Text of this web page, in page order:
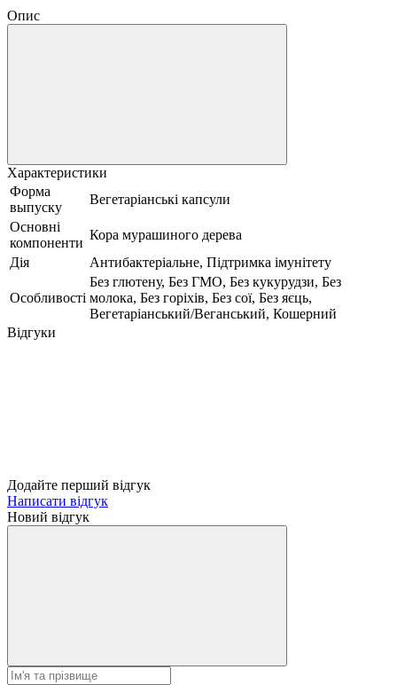
Опис
Характеристики
Форма
выпуску
Вегетаріанські капсули
Основні
компоненти
Кора мурашиного дерева
Дія
Антибактеріальне, Підтримка імунітету
Особливості
Без глютену, Без ГМО, Без кукурудзи, Без
молока, Без горіхів, Без сої, Без яєць,
Вегетаріанський/Веганський, Кошерний
Відгуки
Додайте перший відгук
Написати відгук
Новий відгук